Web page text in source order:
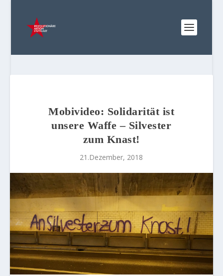
Mobivideo: Solidarität ist
unsere Waffe – Silvester
zum Knast!
21.Dezember, 2018